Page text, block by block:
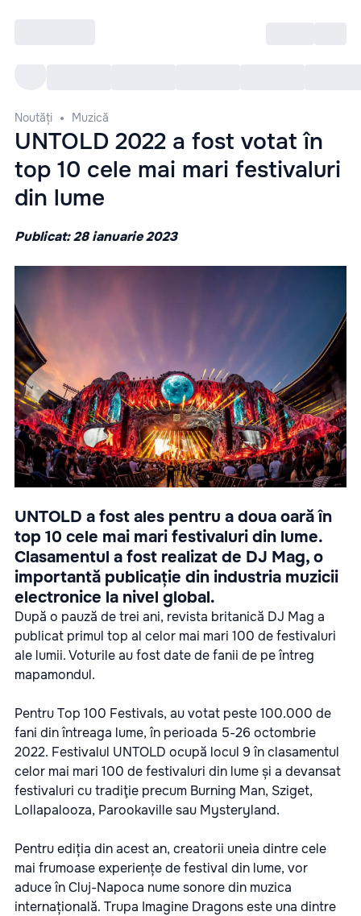
Noutăți Muzică
UNTOLD 2022 a fost votat în
top 10 cele mai mari festivaluri
din lume
Publicat: 28 ianuarie 2023
UNTOLD a fost ales pentru a doua oară în
top 10 cele mai mari festivaluri din lume.
Clasamentul a fost realizat de DJ Mag, o
importantă publicație din industria muzicii
electronice la nivel global.
După o pauză de trei ani, revista britanică DJ Mag a
publicat primul top al celor mai mari 100 de festivaluri
ale lumii. Voturile au fost date de fanii de pe întreg
mapamondul.
Pentru Top 100 Festivals, au votat peste 100.000 de
fani din întreaga lume, în perioada 5-26 octombrie
2022. Festivalul UNTOLD ocupă locul 9 în clasamentul
celor mai mari 100 de festivaluri din lume și a devansat
festivaluri cu tradiţie precum Burning Man, Sziget,
Lollapalooza, Parookaville sau Mysteryland.
Pentru ediția din acest an, creatorii uneia dintre cele
mai frumoase experiențe de festival din lume, vor
aduce în Cluj-Napoca nume sonore din muzica
internațională. Trupa Imagine Dragons este una dintre